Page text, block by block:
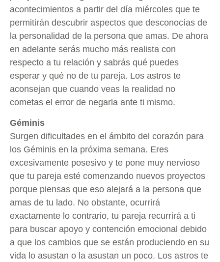
acontecimientos a partir del día miércoles que te
permitirán descubrir aspectos que desconocías de
la personalidad de la persona que amas. De ahora
en adelante serás mucho más realista con
respecto a tu relación y sabrás qué puedes
esperar y qué no de tu pareja. Los astros te
aconsejan que cuando veas la realidad no
cometas el error de negarla ante ti mismo.
Géminis
Surgen dificultades en el ámbito del corazón para
los Géminis en la próxima semana. Eres
excesivamente posesivo y te pone muy nervioso
que tu pareja esté comenzando nuevos proyectos
porque piensas que eso alejará a la persona que
amas de tu lado. No obstante, ocurrirá
exactamente lo contrario, tu pareja recurrirá a ti
para buscar apoyo y contención emocional debido
a que los cambios que se están produciendo en su
vida lo asustan o la asustan un poco. Los astros te